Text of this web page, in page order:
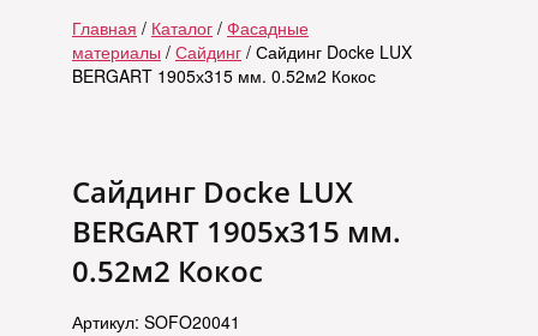
Главная / Каталог / Фасадные
материалы / Сайдинг / Сайдинг Docke LUX
BERGART 1905х315 мм. 0.52м2 Кокос
Сайдинг Docke LUX
BERGART 1905х315 мм.
0.52м2 Кокос
Артикул: SOFO20041